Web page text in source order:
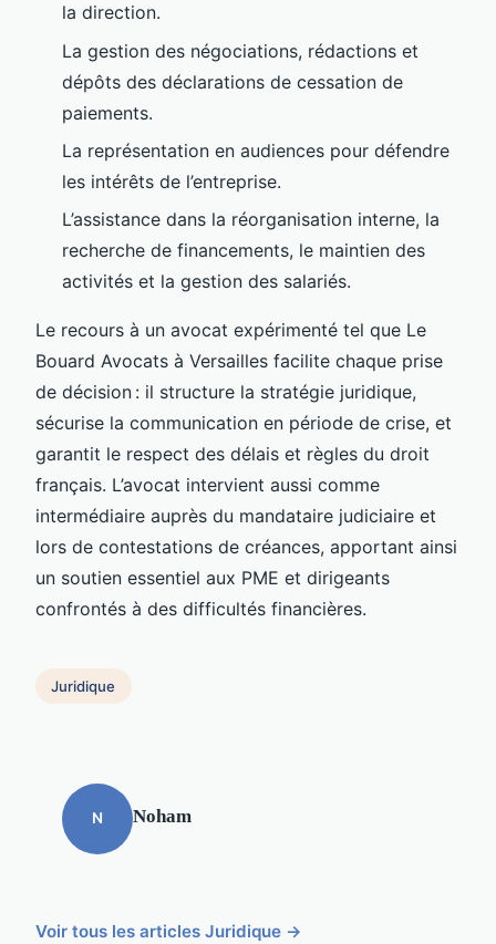
la direction.
La gestion des négociations, rédactions et
dépôts des déclarations de cessation de
paiements.
La représentation en audiences pour défendre
les intérêts de l’entreprise.
L’assistance dans la réorganisation interne, la
recherche de financements, le maintien des
activités et la gestion des salariés.
Le recours à un avocat expérimenté tel que Le
Bouard Avocats à Versailles facilite chaque prise
de décision : il structure la stratégie juridique,
sécurise la communication en période de crise, et
garantit le respect des délais et règles du droit
français. L’avocat intervient aussi comme
intermédiaire auprès du mandataire judiciaire et
lors de contestations de créances, apportant ainsi
un soutien essentiel aux PME et dirigeants
confrontés à des difficultés financières.
Juridique
N Noham
Voir tous les articles Juridique →